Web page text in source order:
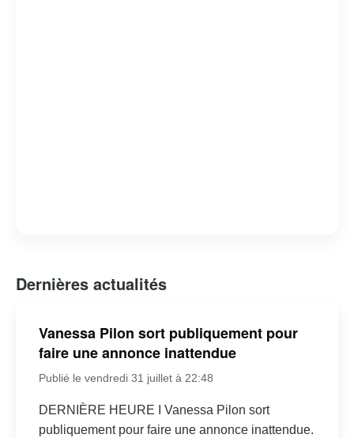
Dernières actualités
Vanessa Pilon sort publiquement pour
faire une annonce inattendue
Publié le vendredi 31 juillet à 22:48
DERNIÈRE HEURE I Vanessa Pilon sort
publiquement pour faire une annonce inattendue.